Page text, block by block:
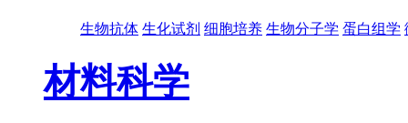
生物抗体 生化试剂 细胞培养 生物分子学 蛋白组学
材料科学